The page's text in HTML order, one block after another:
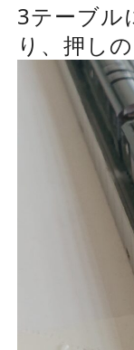
3テーブル
り、押し